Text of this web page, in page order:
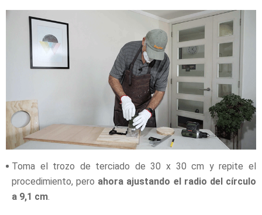
Toma el trozo de terciado de 30 x 30 cm y repite el
procedimiento, pero ahora ajustando el radio del círculo
a 9,1 cm.